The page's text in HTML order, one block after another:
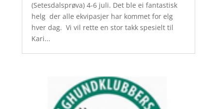
(Setesdalsprøva) 4-6 juli. Det ble ei fantastisk
helg der alle ekvipasjer har kommet for elg
hver dag. Vi vil rette en stor takk spesielt til
Kari...